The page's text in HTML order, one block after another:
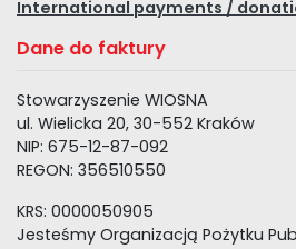
International payments /
Dane do faktury
Stowarzyszenie WIOSNA
ul. Wielicka 20, 30-552 Kraków
NIP: 675-12-87-092
REGON: 356510550
KRS: 0000050905
Jesteśmy Organizacją Pożytku